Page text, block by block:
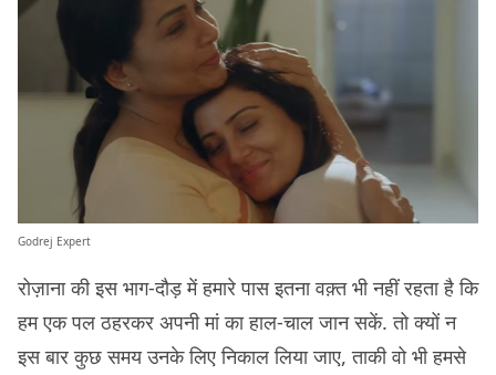
Godrej Expert
रोज़ाना की इस भाग-दौड़ में हमारे पास इतना वक़्त भी नहीं रहता है कि
हम एक पल ठहरकर अपनी मां का हाल-चाल जान सकें. तो क्यों न
इस बार कुछ समय उनके लिए निकाल लिया जाए, ताकी वो भी हमसे